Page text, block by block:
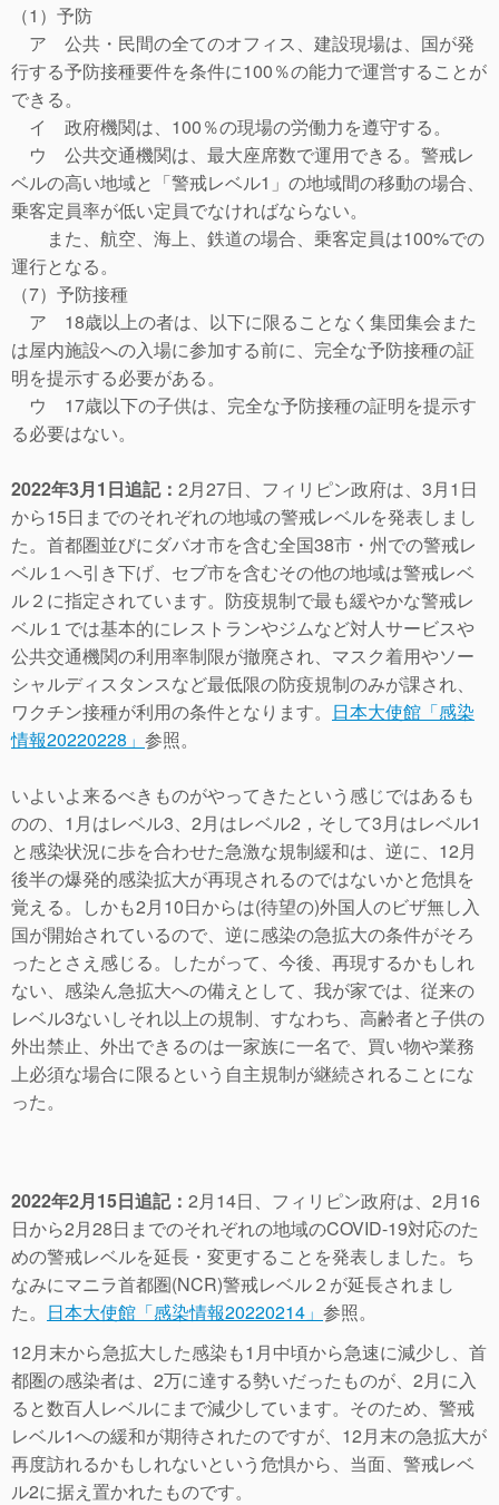
（1）予防
ア 公共・民間の全てのオフィス、建設現場は、国が発
行する予防接種要件を条件に100％の能力で運営することが
できる。
イ 政府機関は、100％の現場の労働力を遵守する。
ウ 公共交通機関は、最大座席数で運用できる。警戒レ
ベルの高い地域と「警戒レベル1」の地域間の移動の場合、
乗客定員率が低い定員でなければならない。
また、航空、海上、鉄道の場合、乗客定員は100%での
運行となる。
（7）予防接種
ア 18歳以上の者は、以下に限ることなく集団集会また
は屋内施設への入場に参加する前に、完全な予防接種の証
明を提示する必要がある。
ウ 17歳以下の子供は、完全な予防接種の証明を提示す
る必要はない。
2022年3月1日追記： 2月27日、フィリピン政府は、3月1日
から15日までのそれぞれの地域の警戒レベルを発表しまし
た。首都圏並びにダバオ市を含む全国38市・州での警戒レ
ベル１へ引き下げ、セブ市を含むその他の地域は警戒レベ
ル２に指定されています。防疫規制で最も緩やかな警戒レ
ベル１では基本的にレストランやジムなど対人サービスや
公共交通機関の利用率制限が撤廃され、マスク着用やソー
シャルディスタンスなど最低限の防疫規制のみが課され、
ワクチン接種が利用の条件となります。 日本大使館「感染
情報20220228」 参照。
いよいよ来るべきものがやってきたという感じではあるも
のの、1月はレベル3、2月はレベル2，そして3月はレベル1
と感染状況に歩を合わせた急激な規制緩和は、逆に、12月
後半の爆発的感染拡大が再現されるのではないかと危惧を
覚える。しかも2月10日からは(待望の)外国人のビザ無し入
国が開始されているので、逆に感染の急拡大の条件がそろ
ったとさえ感じる。したがって、今後、再現するかもしれ
ない、感染ん急拡大への備えとして、我が家では、従来の
レベル3ないしそれ以上の規制、すなわち、高齢者と子供の
外出禁止、外出できるのは一家族に一名で、買い物や業務
上必須な場合に限るという自主規制が継続されることにな
った。
2022年2月15日追記： 2月14日、フィリピン政府は、2月16
日から2月28日までのそれぞれの地域のCOVID-19対応のた
めの警戒レベルを延長・変更することを発表しました。ち
なみにマニラ首都圏(NCR)警戒レベル２が延長されまし
た。 日本大使館「感染情報20220214」 参照。
12月末から急拡大した感染も1月中頃から急速に減少し、首
都圏の感染者は、2万に達する勢いだったものが、2月に入
ると数百人レベルにまで減少しています。そのため、警戒
レベル1への緩和が期待されたのですが、12月末の急拡大が
再度訪れるかもしれないという危惧から、当面、警戒レベ
ル2に据え置かれたものです。